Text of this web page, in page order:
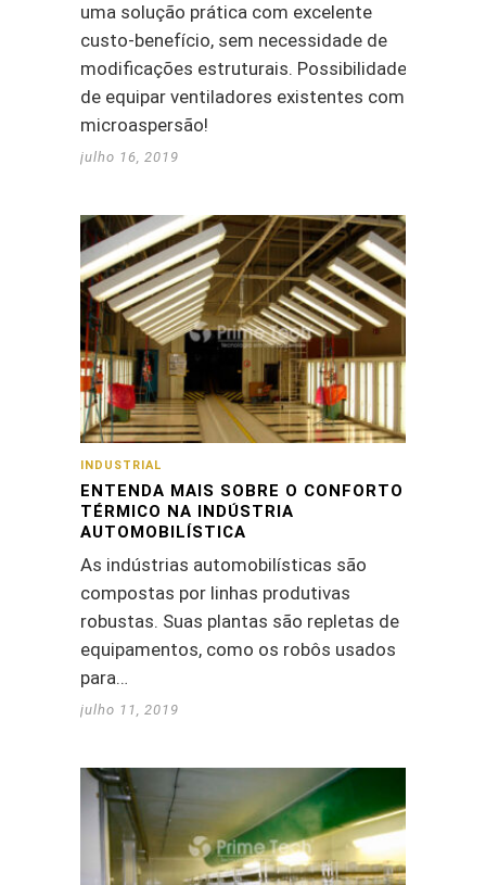
uma solução prática com excelente
custo-benefício, sem necessidade de
modificações estruturais. Possibilidade
de equipar ventiladores existentes com a
microaspersão!
julho 16, 2019
INDUSTRIAL
ENTENDA MAIS SOBRE O CONFORTO
TÉRMICO NA INDÚSTRIA
AUTOMOBILÍSTICA
As indústrias automobilísticas são
compostas por linhas produtivas
robustas. Suas plantas são repletas de
equipamentos, como os robôs usados
para…
julho 11, 2019